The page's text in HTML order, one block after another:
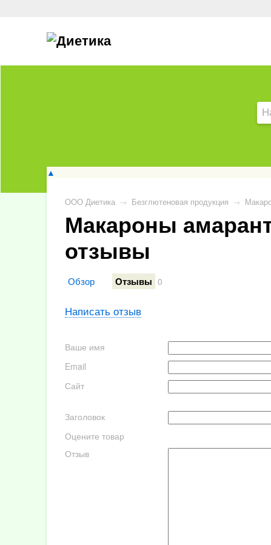
▲
ООО Диетика → Безглютеновая продукция →
Макароны
отзывы
Обзор Отзывы 0
Написать отзыв
Ваше имя
Email
Сайт
Заголовок
Оцените товар
Отзыв